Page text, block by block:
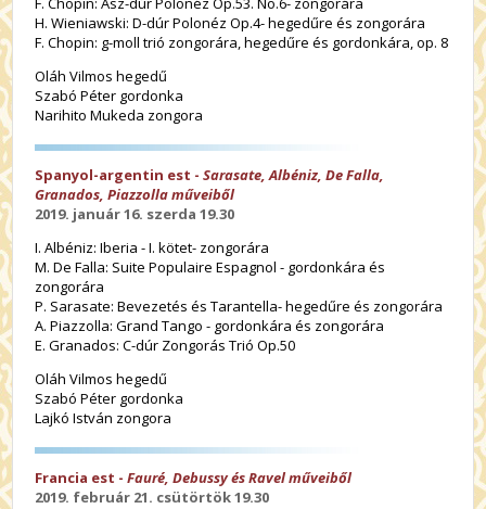
H. Wieniawski: D-dúr Polonéz Op.4- hegedűre és zongorára
F. Chopin: g-moll trió zongorára, hegedűre és gordonkára, op. 8
Oláh Vilmos hegedű
Szabó Péter gordonka
Narihito Mukeda zongora
Spanyol-argentin est -Sarasate, Albéniz, De Falla,
Granados, Piazzolla műveiből
2019. január 16. szerda 19.30
I. Albéniz: Iberia - I. kötet- zongorára
M. De Falla: Suite Populaire Espagnol - gordonkára és
zongorára
P. Sarasate: Bevezetés és Tarantella- hegedűre és zongorára
A. Piazzolla: Grand Tango - gordonkára és zongorára
E. Granados: C-dúr Zongorás Trió Op.50
Oláh Vilmos hegedű
Szabó Péter gordonka
Lajkó István zongora
Francia est -Fauré, Debussy és Ravel műveiből
2019. február 21. csütörtök 19.30